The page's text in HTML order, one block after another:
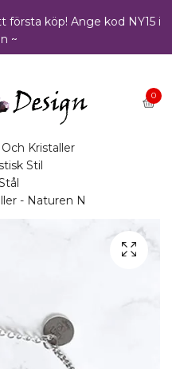
första köp! Ange kod NY15 i
~
0
Kristaller
Stil
- Naturen N